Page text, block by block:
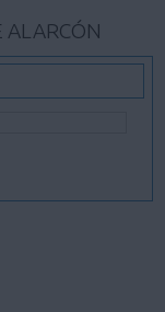
ALARCÓN